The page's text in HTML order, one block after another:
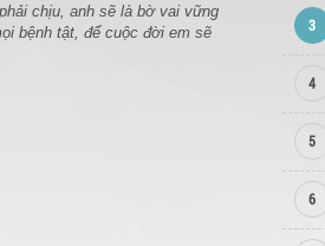
chịu, anh sẽ là bờ vai vững
bệnh tật, để cuộc đời em sẽ
3
4
5
6